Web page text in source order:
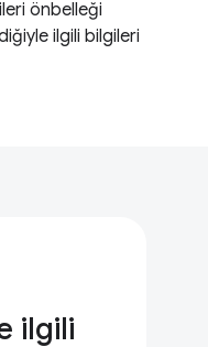
önbelleği
ilgili bilgileri
ilgili